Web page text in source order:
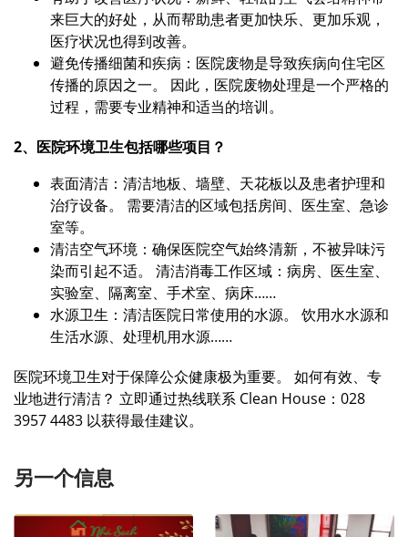
来巨大的好处，从而帮助患者更加快乐、更加乐观，
医疗状况也得到改善。
避免传播细菌和疾病：医院废物是导致疾病向住宅区
传播的原因之一。 因此，医院废物处理是一个严格的
过程，需要专业精神和适当的培训。
2、医院环境卫生包括哪些项目？
表面清洁：清洁地板、墙壁、天花板以及患者护理和
治疗设备。 需要清洁的区域包括房间、医生室、急诊
室等。
清洁空气环境：确保医院空气始终清新，不被异味污
染而引起不适。 清洁消毒工作区域：病房、医生室、
实验室、隔离室、手术室、病床……
水源卫生：清洁医院日常使用的水源。 饮用水水源和
生活水源、处理机用水源……
医院环境卫生对于保障公众健康极为重要。 如何有效、专
业地进行清洁？ 立即通过热线联系 Clean House：028
3957 4483 以获得最佳建议。
另一个信息